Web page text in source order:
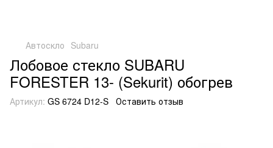
Автоскло Subaru
Лобовое стекло SUBARU
FORESTER 13- (Sekurit) обогрев
Артикул: GS 6724 D12-S Оставить отзыв